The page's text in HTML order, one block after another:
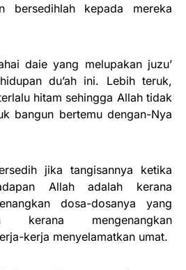
bersedihlah kepada mereka
daie yang melupakan juzu’
du’ah ini. Lebih teruk,
hitam sehingga Allah tidak
bangun bertemu dengan-Nya
jika tangisannya ketika
Allah adalah kerana
dosa-dosanya yang
kerana mengenangkan
kerja menyelamatkan umat.